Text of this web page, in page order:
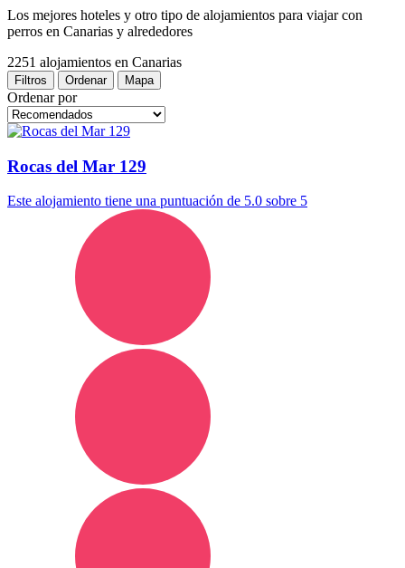
Los mejores hoteles y otro tipo de alojamientos para viajar con
perros en Canarias y alrededores
2251 alojamientos en Canarias
Filtros Ordenar Mapa
Ordenar por
Rocas del Mar 129
Este alojamiento tiene una puntuación de 5.0 sobre 5